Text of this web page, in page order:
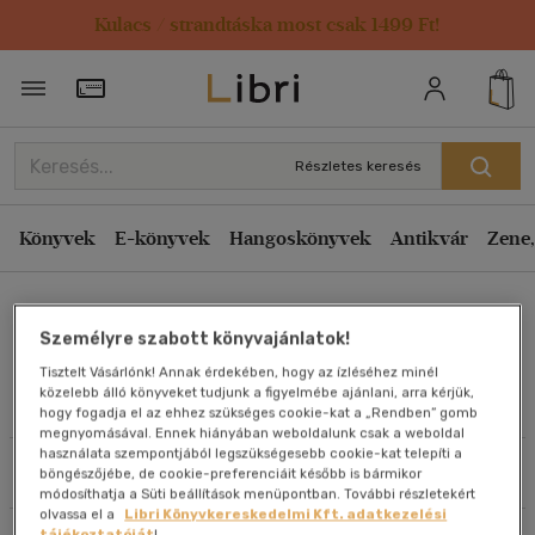
Kulacs / strandtáska most csak 1499 Ft!
Törzsvásárlói Kártya adatai
Részletes keresés
Könyvek E-könyvek Hangoskönyvek Antikvár
Művei
Szűrés Rendezés
Rendezés
Kiadás éve szerint csökkenő
Ár szerint csökkenő
Eladott darabszám szerint csökkenő
Eladott darabszám szerint növekvő
Cím szerint A-Z
Szerző szerint A-Z
Megjelenítés
Személyre szabott könyvajánlatok!
Tisztelt Vásárlónk! Annak érdekében, hogy az ízléséhez minél
közelebb álló könyveket tudjunk a figyelmébe ajánlani, arra kérjük,
hogy fogadja el az ehhez szükséges cookie-kat a „Rendben” gomb
megnyomásával. Ennek hiányában weboldalunk csak a weboldal
használata szempontjából legszükségesebb cookie-kat telepíti a
böngészőjébe, de cookie-preferenciáit később is bármikor
módosíthatja a Süti beállítások menüpontban. További részletekért
olvassa el a
Libri Könyvkereskedelmi Kft. adatkezelési